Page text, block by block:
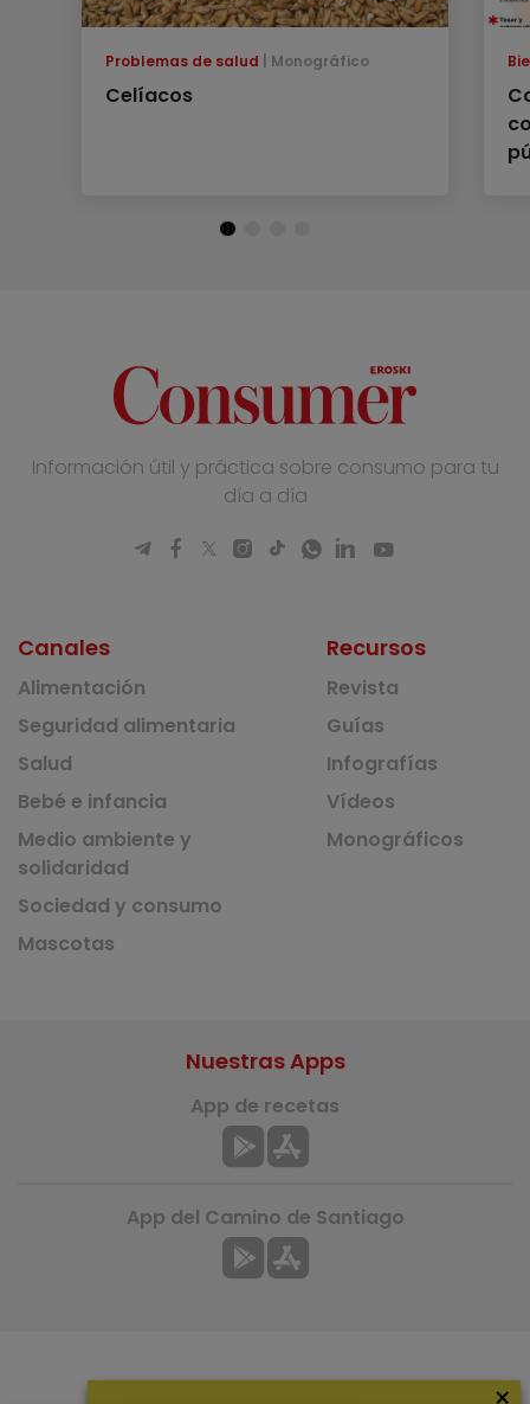
Problemas de salud Monográfico
Celíacos
Información útil y práctica sobre consumo para tu
día a día
Canales
Alimentación
Seguridad alimentaria
Salud
Bebé e infancia
Medio ambiente y
solidaridad
Sociedad y consumo
Mascotas
Recursos
Revista
Guías
Infografías
Vídeos
Monográficos
Nuestras Apps
App de recetas
App del Camino de Santiago